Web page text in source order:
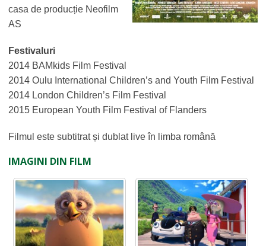
casa de producție Neofilm
AS
Festivaluri
2014 BAMkids Film Festival
2014 Oulu International Children’s and Youth Film Festival
2014 London Children’s Film Festival
2015 European Youth Film Festival of Flanders
Filmul este subtitrat și dublat live în limba română
IMAGINI DIN FILM